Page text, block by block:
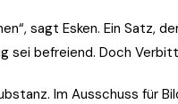
sagt Esken. Ein Satz,
sei befreiend. Doch
Im Ausschuss für